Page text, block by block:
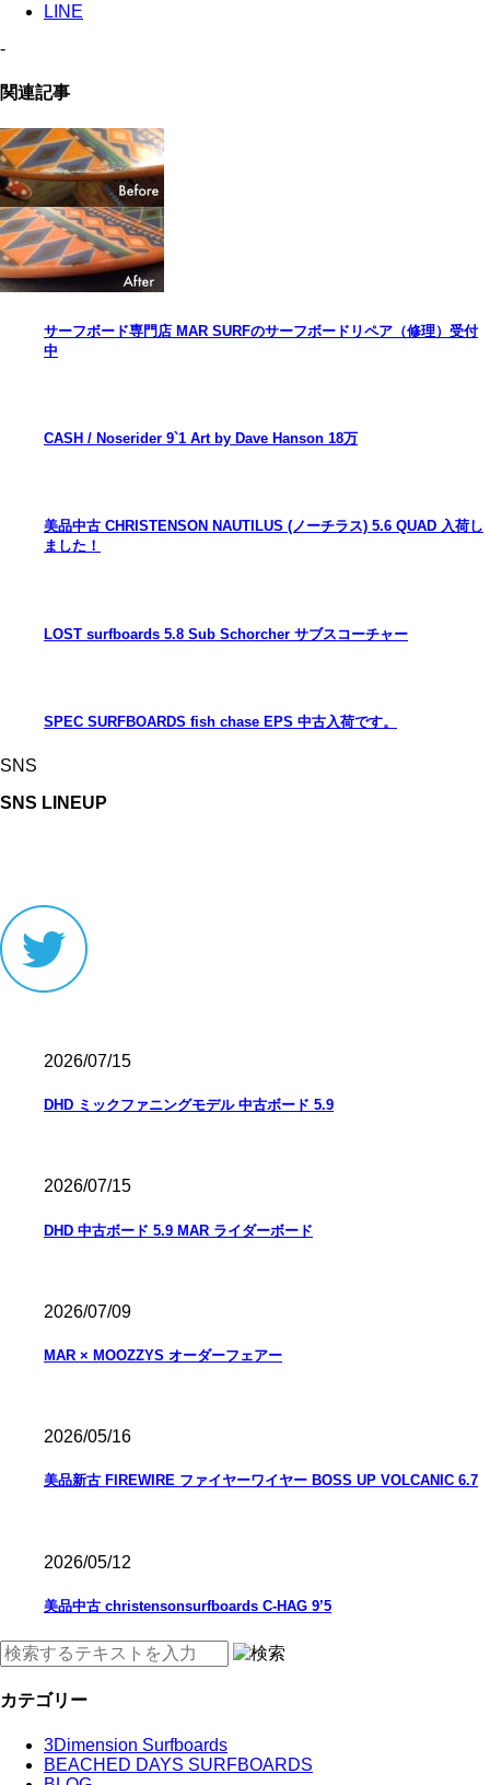
LINE
-
関連記事
サーフボード専門店 MAR SURFのサーフボードリペア（修理）受付
中
CASH / Noserider 9`1 Art by Dave Hanson 18万
美品中古 CHRISTENSON NAUTILUS (ノーチラス) 5.6 QUAD 入荷し
ました！
LOST surfboards 5.8 Sub Schorcher サブスコーチャー
SPEC SURFBOARDS fish chase EPS 中古入荷です。
SNS
SNS LINEUP
2026/07/15
DHD ミックファニングモデル 中古ボード 5.9
2026/07/15
DHD 中古ボード 5.9 MAR ライダーボード
2026/07/09
MAR × MOOZZYS オーダーフェアー
2026/05/16
美品新古 FIREWIRE ファイヤーワイヤー BOSS UP VOLCANIC 6.7
2026/05/12
美品中古 christensonsurfboards C-HAG 9’5
カテゴリー
3Dimension Surfboards
BEACHED DAYS SURFBOARDS